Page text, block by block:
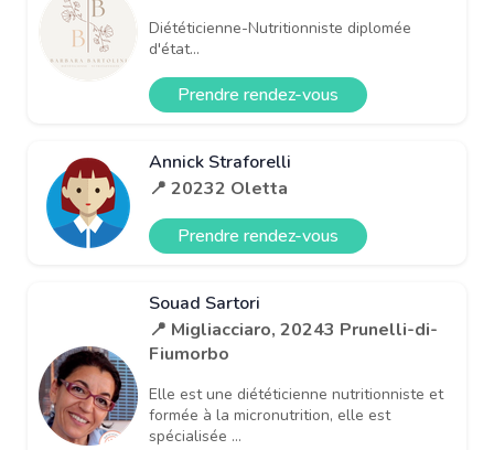
Diététicienne-Nutritionniste diplomée
d'état...
Prendre rendez-vous
Annick Straforelli
📍 20232 Oletta
Prendre rendez-vous
Souad Sartori
📍 Migliacciaro, 20243 Prunelli-di-
Fiumorbo
Elle est une diététicienne nutritionniste et
formée à la micronutrition, elle est
spécialisée ...